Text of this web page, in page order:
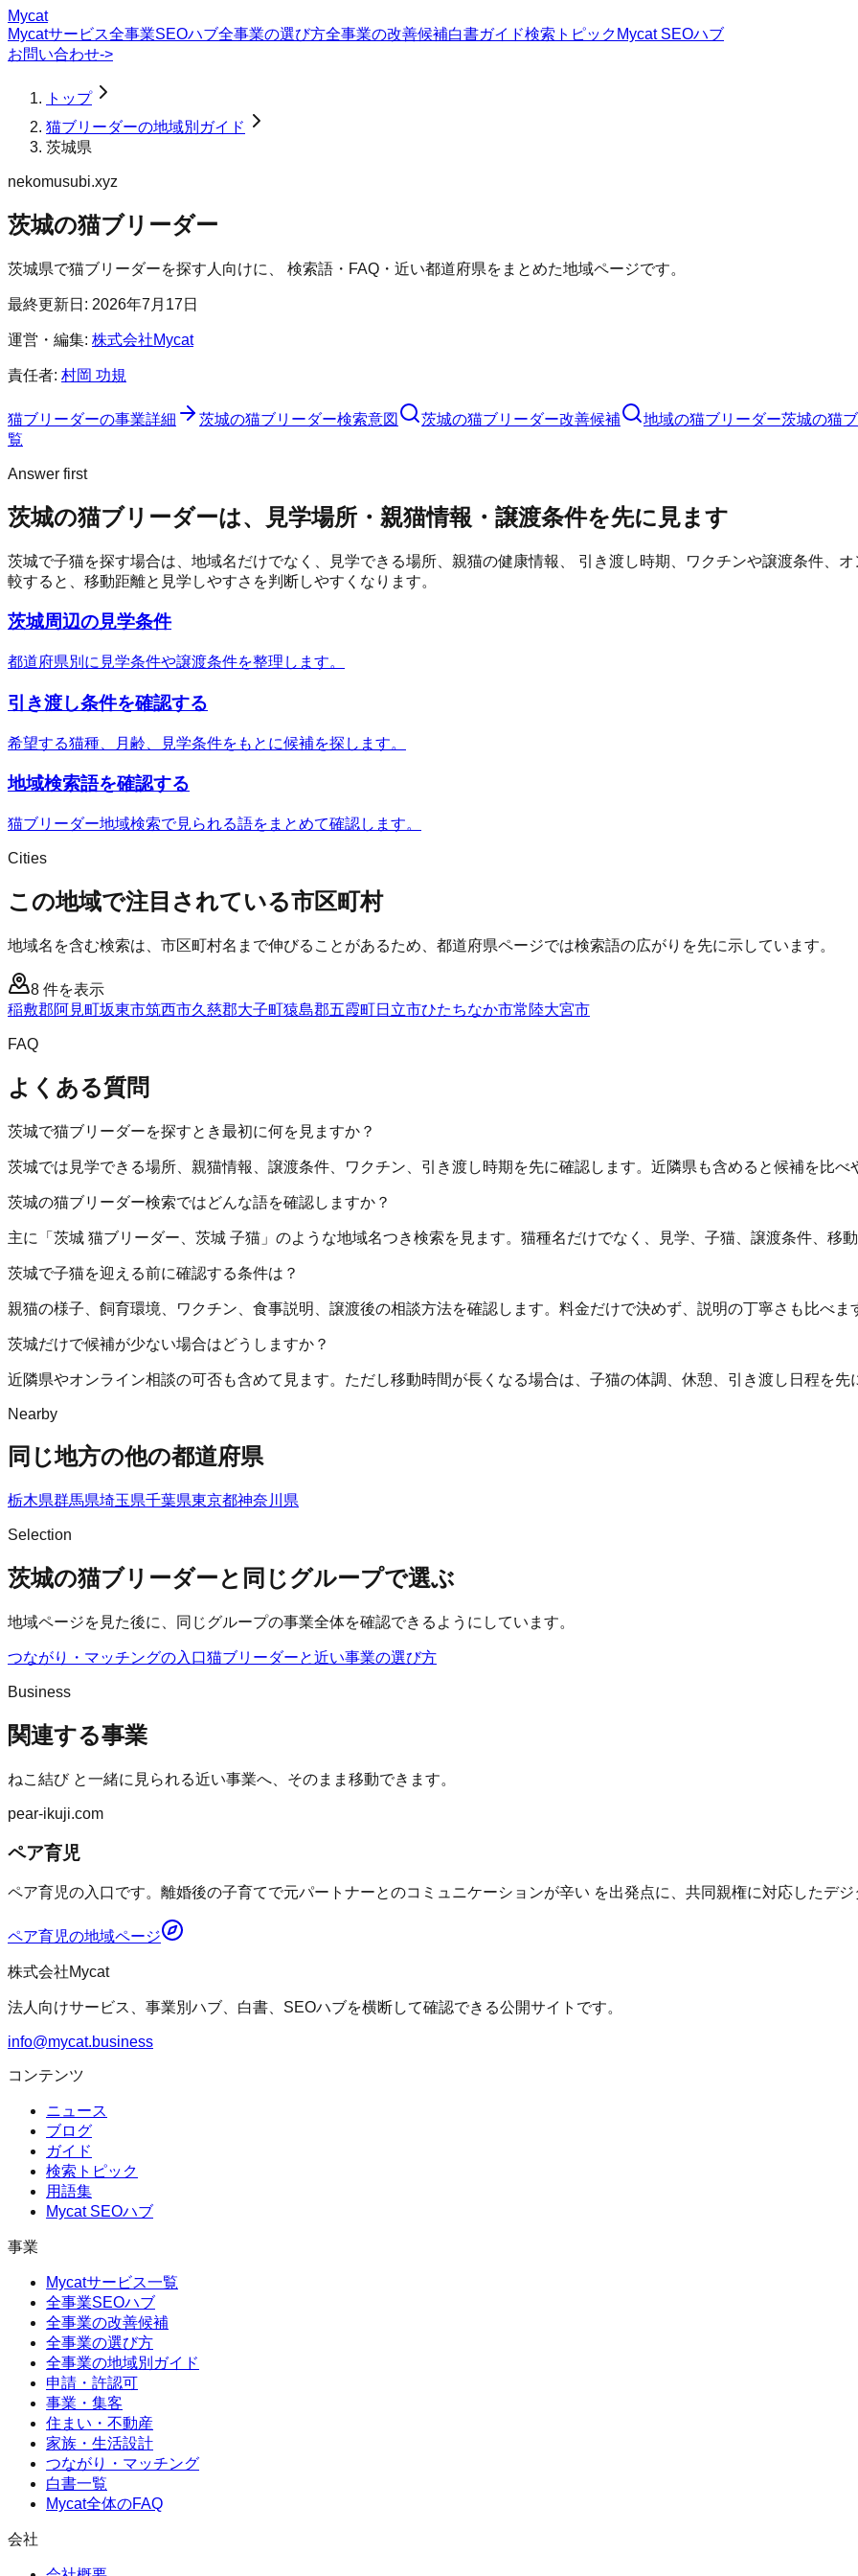
Mycat
Mycatサービス全事業SEOハブ全事業の選び方全事業の改善候補白書ガイド検索トピック Mycat SEOハブ
お問い合わせ->
トップ
猫ブリーダーの地域別ガイド
茨城県
nekomusubi.xyz
茨城の猫ブリーダー
茨城県で猫ブリーダーを探す人向けに、 検索語・FAQ・近い都道府県をまとめた地域ページです。
最終更新日: 2026年7月17日
運営・編集: 株式会社Mycat
責任者: 村岡 功規
猫ブリーダーの事業詳細 茨城の猫ブリーダー検索意図 茨城の猫ブリーダー改善候補 地域の猫ブリーダー茨城の猫
覧
Answer first
茨城の猫ブリーダーは、見学場所・親猫情報・譲渡条件を先に見ます
茨城で子猫を探す場合は、地域名だけでなく、見学できる場所、親猫の健康情報、 引き渡し時期、ワクチンや譲渡条件、
較すると、移動距離と見学しやすさを判断しやすくなります。
茨城周辺の見学条件
都道府県別に見学条件や譲渡条件を整理します。
引き渡し条件を確認する
希望する猫種、月齢、見学条件をもとに候補を探します。
地域検索語を確認する
猫ブリーダー地域検索で見られる語をまとめて確認します。
Cities
この地域で注目されている市区町村
地域名を含む検索は、市区町村名まで伸びることがあるため、都道府県ページでは検索語の広がりを先に示しています。
8 件を表示
稲敷郡阿見町坂東市筑西市久慈郡大子町猿島郡五霞町日立市ひたちなか市常陸大宮市
FAQ
よくある質問
茨城で猫ブリーダーを探すとき最初に何を見ますか？
茨城では見学できる場所、親猫情報、譲渡条件、ワクチン、引き渡し時期を先に確認します。近隣県も含めると候補を比べ
茨城の猫ブリーダー検索ではどんな語を確認しますか？
主に「茨城 猫ブリーダー、茨城 子猫」のような地域名つき検索を見ます。猫種名だけでなく、見学、子猫、譲渡条件、移
茨城で子猫を迎える前に確認する条件は？
親猫の様子、飼育環境、ワクチン、食事説明、譲渡後の相談方法を確認します。料金だけで決めず、説明の丁寧さも比べま
茨城だけで候補が少ない場合はどうしますか？
近隣県やオンライン相談の可否も含めて見ます。ただし移動時間が長くなる場合は、子猫の体調、休憩、引き渡し日程を先
Nearby
同じ地方の他の都道府県
栃木県群馬県埼玉県千葉県東京都神奈川県
Selection
茨城の猫ブリーダーと同じグループで選ぶ
地域ページを見た後に、同じグループの事業全体を確認できるようにしています。
つながり・マッチングの入口猫ブリーダーと近い事業の選び方
Business
関連する事業
ねこ結びと一緒に見られる近い事業へ、そのまま移動できます。
pear-ikuji.com
ペア育児
ペア育児の入口です。離婚後の子育てで元パートナーとのコミュニケーションが辛い を出発点に、共同親権に対応したデ
ペア育児の地域ページ
株式会社Mycat
法人向けサービス、事業別ハブ、白書、SEOハブを横断して確認できる公開サイトです。
info@mycat.business
コンテンツ
ニュース
ブログ
ガイド
検索トピック
用語集
Mycat SEOハブ
事業
Mycatサービス一覧
全事業SEOハブ
全事業の改善候補
全事業の選び方
全事業の地域別ガイド
申請・許認可
事業・集客
住まい・不動産
家族・生活設計
つながり・マッチング
白書一覧
Mycat全体のFAQ
会社